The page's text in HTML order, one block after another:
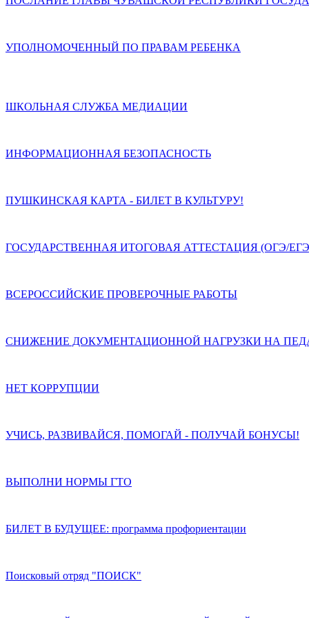
УПОЛНОМОЧЕННЫЙ ПО ПРАВАМ РЕБЕНКА
ШКОЛЬНАЯ СЛУЖБА МЕДИАЦИИ
ИНФОРМАЦИОННАЯ БЕЗОПАСНОСТЬ
ПУШКИНСКАЯ КАРТА - БИЛЕТ В КУЛЬТУРУ!
ГОСУДАРСТВЕННАЯ ИТОГОВАЯ АТТЕСТАЦИЯ (ОГЭ/
ВСЕРОССИЙСКИЕ ПРОВЕРОЧНЫЕ РАБОТЫ
СНИЖЕНИЕ ДОКУМЕНТАЦИОННОЙ НАГРУЗКИ НА
НЕТ КОРРУПЦИИ
УЧИСЬ, РАЗВИВАЙСЯ, ПОМОГАЙ - ПОЛУЧАЙ БОНУСЫ!
ВЫПОЛНИ НОРМЫ ГТО
БИЛЕТ В БУДУЩЕЕ: программа профориентации
Поисковый отряд "ПОИСК"